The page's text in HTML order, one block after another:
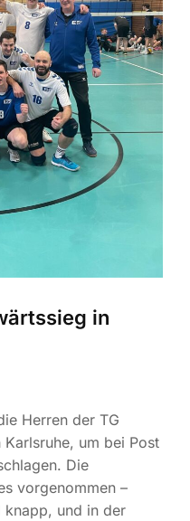
in
Herren der TG
um bei Post
Die
vorgenommen –
knapp, und in der